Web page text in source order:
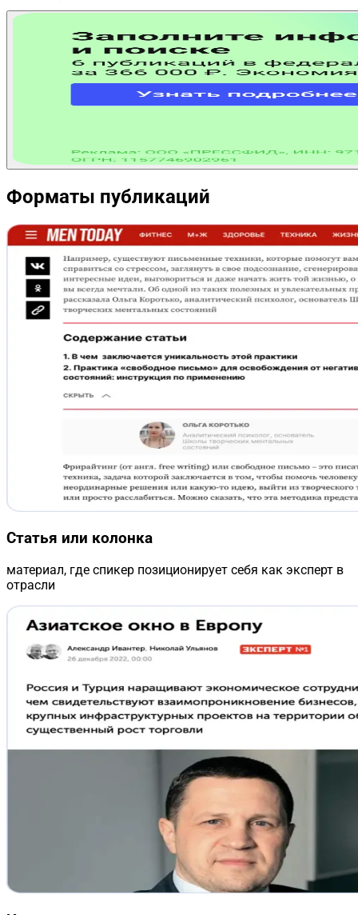
Форматы публикаций
Статья или колонка
материал, где спикер позиционирует себя как эксперт в
отрасли